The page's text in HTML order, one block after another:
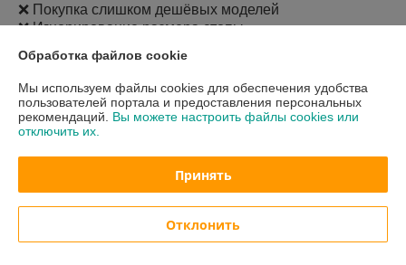
❌ Покупка слишком дешёвых моделей
❌ Игнорирование размера стопы
изрейтинга массажеров для ног.
📊 Сравнительная таблица массажеров
Crown
Роликов
Стопы
Глубоки
массаж
⭐⭐⭐⭐⭐
Обработка файлов cookie
Мы используем файлы cookies для обеспечения удобства
пользователей портала и предоставления персональных
рекомендаций. Вы можете настроить файлы cookies или
отключить их.
Принять
Отклонить